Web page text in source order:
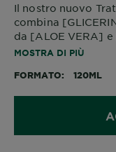
Il nostro nuovo
combina
da [ALOE VERA]
la pelle e riparare
MOSTRA DI PIÙ
FORMATO 120ML